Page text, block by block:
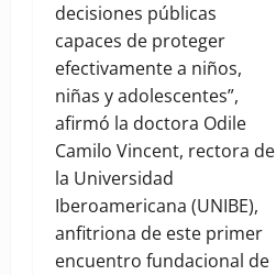
decisiones públicas
capaces de proteger
efectivamente a niños,
niñas y adolescentes”,
afirmó la doctora Odile
Camilo Vincent, rectora de
la Universidad
Iberoamericana (UNIBE),
anfitriona de este primer
encuentro fundacional de